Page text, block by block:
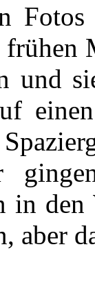
in
aber